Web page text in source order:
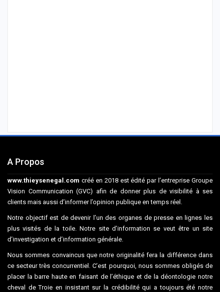
A Propos
www.thieysenegal.com créé en 2018 est édité par l’entreprise Groupe
Vision Communication (GVC) afin de donner plus de visibilité à ses
clients mais aussi d’informer l’opinion publique en temps réel.
Notre objectif est de devenir l’un des organes de presse en lignes les
plus visités de la toile. Notre site d’information se veut être un site
d’investigation et d’information générale.
Nous sommes convaincus que notre originalité fera la différence dans
ce secteur très concurrentiel. C’est pourquoi, nous sommes obligés de
placer la barre haute en faisant de l’éthique et de la déontologie notre
cheval de Troie en insistant sur la crédibilité qui a toujours été notre